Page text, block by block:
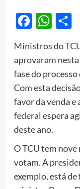
Ministros do
aprovaram
fase do
Com esta
favor da venda e
federal espera
deste ano.
O TCU tem
votam. A
exemplo, está de